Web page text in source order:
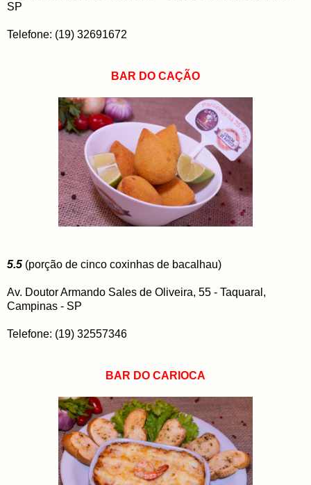
SP
Telefone: (19) 32691672
BAR DO CAÇÃO
5.5 (porção de cinco coxinhas de bacalhau)
Av. Doutor Armando Sales de Oliveira, 55 - Taquaral,
Campinas - SP
Telefone: (19) 32557346
BAR DO CARIOCA